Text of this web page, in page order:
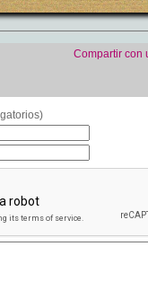
Compartir con